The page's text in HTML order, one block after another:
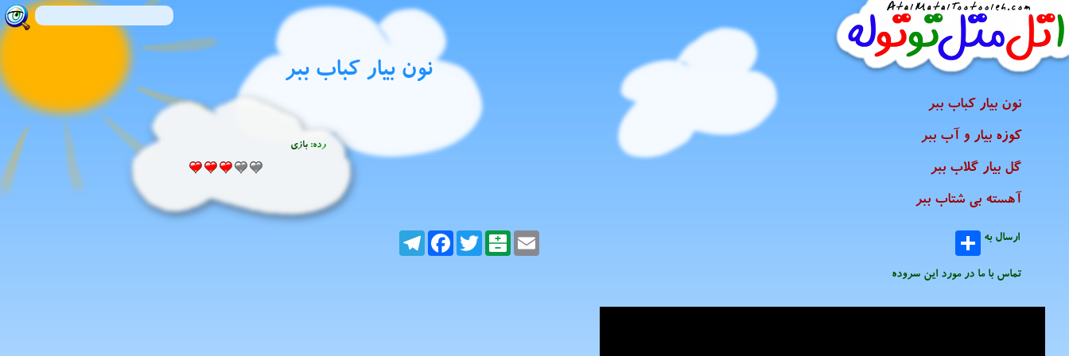
نون بیار کباب ببر
رده:بازی
نون بیار کباب ببر
کوزه بیار و آب ببر
گل بیار گلاب ببر
آهسته بی شتاب ببر
ارسال به Telegram
FacebookTwitter
BalatarinEmail
تماس با ما در مورد این سروده